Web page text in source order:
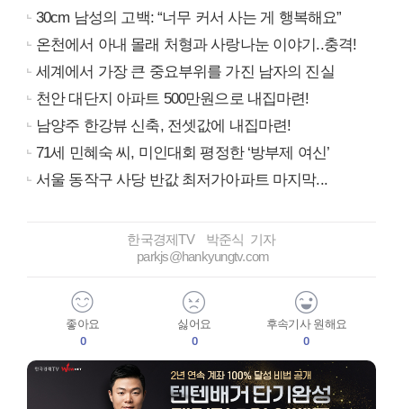
30cm 남성의 고백: “너무 커서 사는 게 행복해요”
온천에서 아내 몰래 처형과 사랑나눈 이야기..충격!
세계에서 가장 큰 중요부위를 가진 남자의 진실
천안 대단지 아파트 500만원으로 내집마련!
남양주 한강뷰 신축, 전셋값에 내집마련!
71세 민혜숙 씨, 미인대회 평정한 ‘방부제 여신’
서울 동작구 사당 반값 최저가아파트 마지막...
한국경제TV 박준식 기자
parkjs@hankyungtv.com
좋아요
0
싫어요
0
후속기사 원해요
0